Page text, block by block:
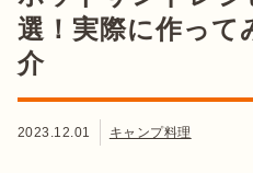
選！実際に作って
介
2023.12.01 キャンプ料理